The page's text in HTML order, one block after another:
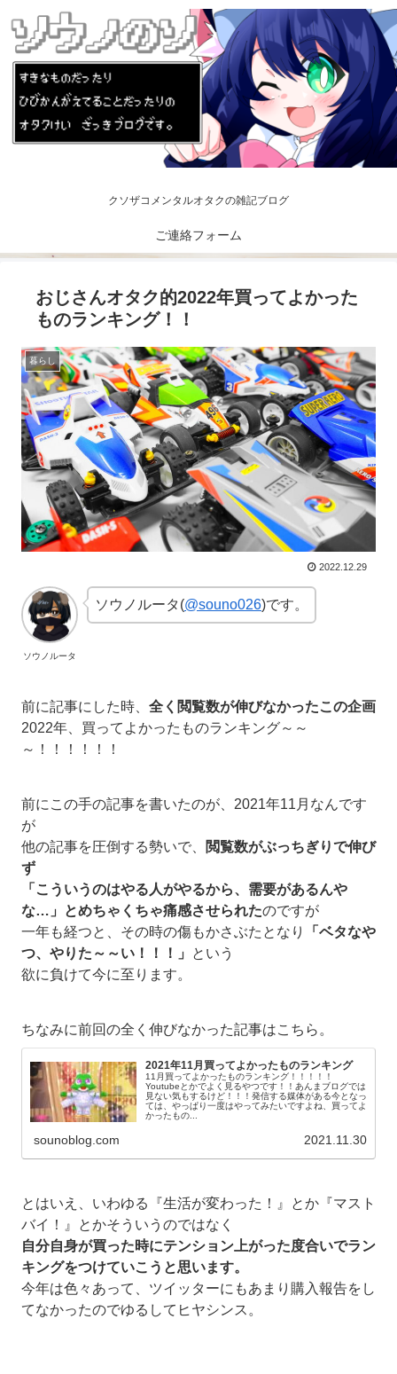
クソザコメンタルオタクの雑記ブログ
ご連絡フォーム
おじさんオタク的2022年買ってよかった
ものランキング！！
暮らし
2022.12.29
ソウノルータ
ソウノルータ(@souno026)です。
前に記事にした時、 全く閲覧数が伸びなかったこの企画
2022年、買ってよかったものランキング～～
～！！！！！！
前にこの手の記事を書いたのが、2021年11月なんです
が
他の記事を圧倒する勢いで、
閲覧数がぶっちぎりで伸び
ず
「こういうのはやる人がやるから、需要があるんや
な…」とめちゃくちゃ痛感させられたのですが
一年も経つと、その時の傷もかさぶたとなり
「ベタなや
つ、やりた～～い！！！」
という
欲に負けて今に至ります。
ちなみに前回の全く伸びなかった記事はこちら。
2021年11月買ってよかったものランキング
11月買ってよかったものランキング！！！！！
Youtubeとかでよく見るやつです！！あんまブログでは
見ない気もするけど！！！発信する媒体がある今となっ
ては、やっぱり一度はやってみたいですよね、買ってよ
かったもの...
sounoblog.com 2021.11.30
とはいえ、いわゆる『生活が変わった！』とか『マスト
バイ！』とかそういうのではなく
自分自身が買った時にテンション上がった度合いでラン
キングをつけていこうと思います。
今年は色々あって、ツイッターにもあまり購入報告をし
てなかったのでゆるしてヒヤシンス。